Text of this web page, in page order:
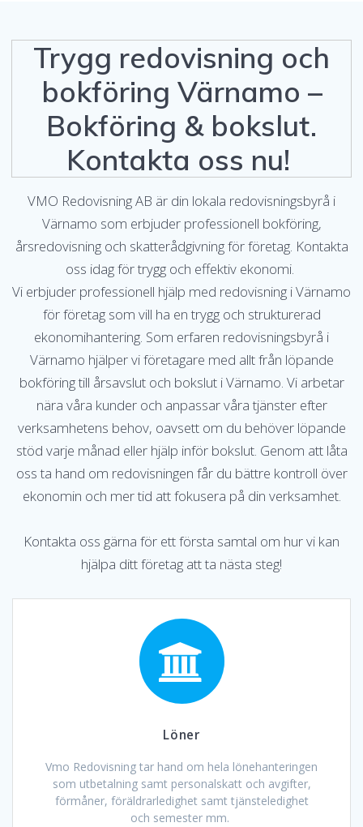
Trygg redovisning och
bokföring Värnamo –
Bokföring & bokslut.
Kontakta oss nu!
VMO Redovisning AB är din lokala redovisningsbyrå i
Värnamo som erbjuder professionell bokföring,
årsredovisning och skatterådgivning för företag. Kontakta
oss idag för trygg och effektiv ekonomi.
Vi erbjuder professionell hjälp med redovisning i Värnamo
för företag som vill ha en trygg och strukturerad
ekonomihantering. Som erfaren redovisningsbyrå i
Värnamo hjälper vi företagare med allt från löpande
bokföring till årsavslut och bokslut i Värnamo. Vi arbetar
nära våra kunder och anpassar våra tjänster efter
verksamhetens behov, oavsett om du behöver löpande
stöd varje månad eller hjälp inför bokslut. Genom att låta
oss ta hand om redovisningen får du bättre kontroll över
ekonomin och mer tid att fokusera på din verksamhet.
Kontakta oss gärna för ett första samtal om hur vi kan
hjälpa ditt företag att ta nästa steg!
Löner
Vmo Redovisning tar hand om hela lönehanteringen
som utbetalning samt personalskatt och avgifter,
förmåner, föräldrarledighet samt tjänsteledighet
och semester mm.